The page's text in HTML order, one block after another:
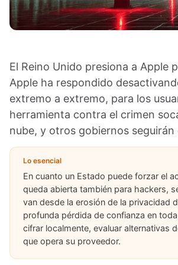
El Reino Unido presiona a Apple
Apple ha respondido
extremo a extremo, para los
herramienta contra el crimen
nube, y otros gobiernos seguirán
Lo esencial
En cuanto un Estado puede forzar el
queda abierta también para hackers,
van desde la erosión de la privacidad
profunda pérdida de confianza en
cifrar localmente, evaluar alternativas
que opera su proveedor.